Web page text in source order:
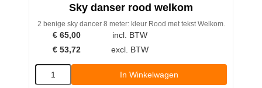
Sky danser rood welkom
2 benige sky dancer 8 meter: kleur Rood met tekst Welkom.
€ 65,00
incl. BTW
€ 53,72 excl. BTW
In Winkelwagen